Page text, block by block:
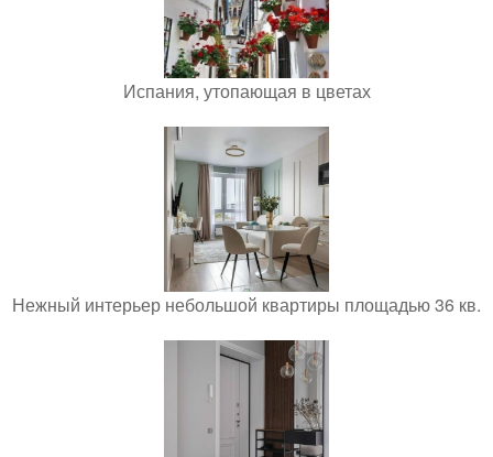
Испания, утопающая в цветах
Нежный интерьер небольшой квартиры площадью 36 кв.